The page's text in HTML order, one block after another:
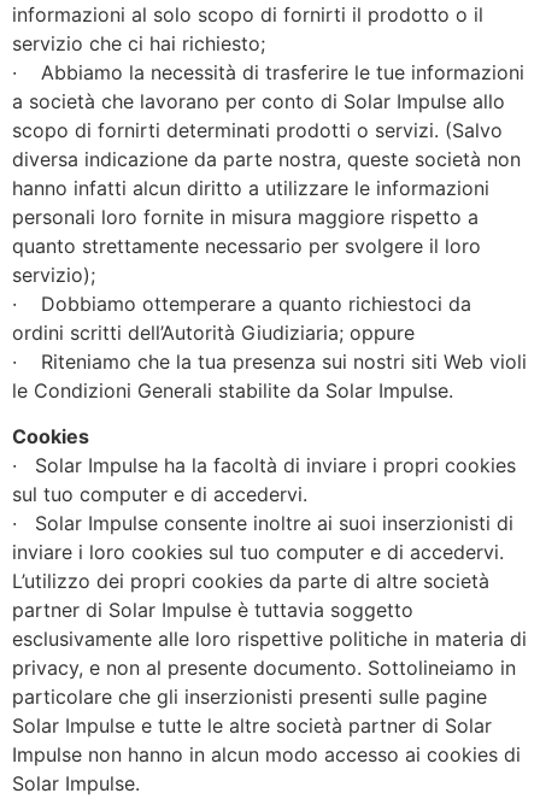
informazioni al solo scopo di fornirti il prodotto o il
servizio che ci hai richiesto;
· Abbiamo la necessità di trasferire le tue informazioni
a società che lavorano per conto di Solar Impulse allo
scopo di fornirti determinati prodotti o servizi. (Salvo
diversa indicazione da parte nostra, queste società non
hanno infatti alcun diritto a utilizzare le informazioni
personali loro fornite in misura maggiore rispetto a
quanto strettamente necessario per svolgere il loro
servizio);
· Dobbiamo ottemperare a quanto richiestoci da
ordini scritti dell’Autorità Giudiziaria; oppure
· Riteniamo che la tua presenza sui nostri siti Web violi
le Condizioni Generali stabilite da Solar Impulse.
Cookies
· Solar Impulse ha la facoltà di inviare i propri cookies
sul tuo computer e di accedervi.
· Solar Impulse consente inoltre ai suoi inserzionisti di
inviare i loro cookies sul tuo computer e di accedervi.
L’utilizzo dei propri cookies da parte di altre società
partner di Solar Impulse è tuttavia soggetto
esclusivamente alle loro rispettive politiche in materia di
privacy, e non al presente documento. Sottolineiamo in
particolare che gli inserzionisti presenti sulle pagine
Solar Impulse e tutte le altre società partner di Solar
Impulse non hanno in alcun modo accesso ai cookies di
Solar Impulse.